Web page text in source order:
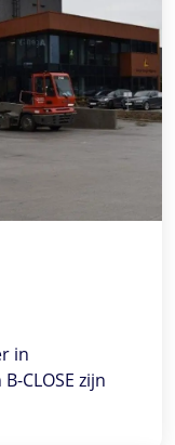
in
B-CLOSE zijn